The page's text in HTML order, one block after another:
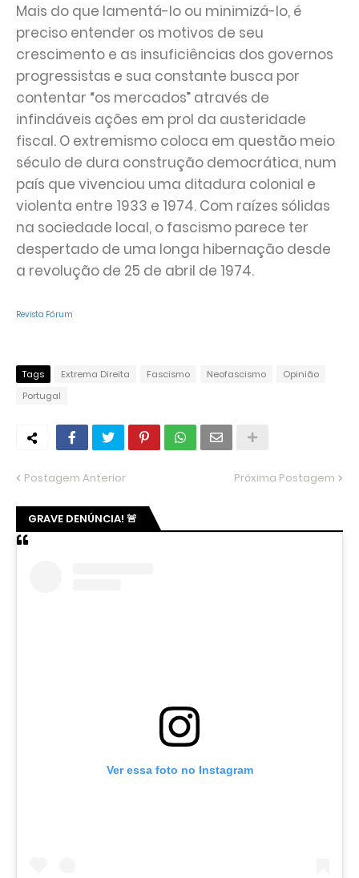
Mais do que lamentá-lo ou minimizá-lo, é
preciso entender os motivos de seu
crescimento e as insuficiências dos governos
progressistas e sua constante busca por
contentar “os mercados” através de
infindáveis ações em prol da austeridade
fiscal. O extremismo coloca em questão meio
século de dura construção democrática, num
país que vivenciou uma ditadura colonial e
violenta entre 1933 e 1974. Com raízes sólidas
na sociedade local, o fascismo parece ter
despertado de uma longa hibernação desde
a revolução de 25 de abril de 1974.
Revista Fórum
Tags Extrema Direita Fascismo Neofascismo
Opinião
Portugal
Postagem Anterior Próxima Postagem
GRAVE DENÚNCIA! 🚨
Ver essa foto no Instagram